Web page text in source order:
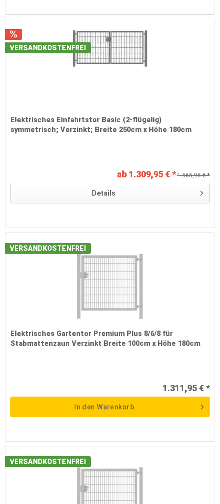
VERSANDKOSTENFREI
Elektrisches Einfahrtstor Basic (2-flügelig)
symmetrisch; Verzinkt; Breite 250cm x Höhe 180cm
ab 1.309,95 € * 1.565,95 € *
Details
VERSANDKOSTENFREI
Elektrisches Gartentor Premium Plus 8/6/8 für
Stabmattenzaun Verzinkt Breite 100cm x Höhe 180cm
1.311,95 € *
In den Warenkorb
VERSANDKOSTENFREI